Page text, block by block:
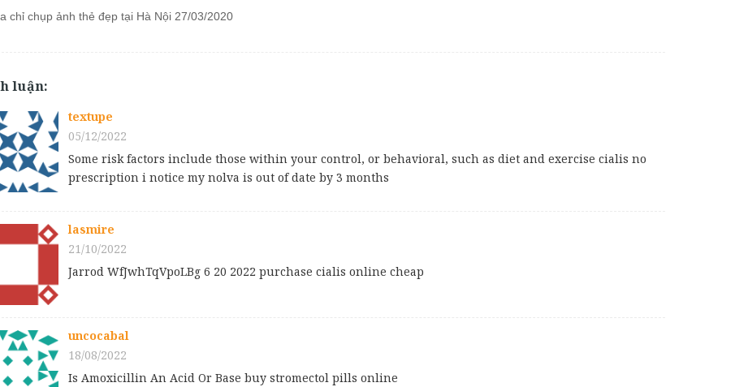
chỉ chụp ảnh thẻ đẹp tại Hà Nội 27/03/2020
luận:
textupe
05/12/2022
Some risk factors include those within your control, or behavioral, such as diet and exercise cialis no
prescription i notice my nolva is out of date by 3 months
lasmire
21/10/2022
Jarrod WfJwhTqVpoLBg 6 20 2022 purchase cialis online cheap
uncocabal
18/08/2022
Is Amoxicillin An Acid Or Base buy stromectol pills online